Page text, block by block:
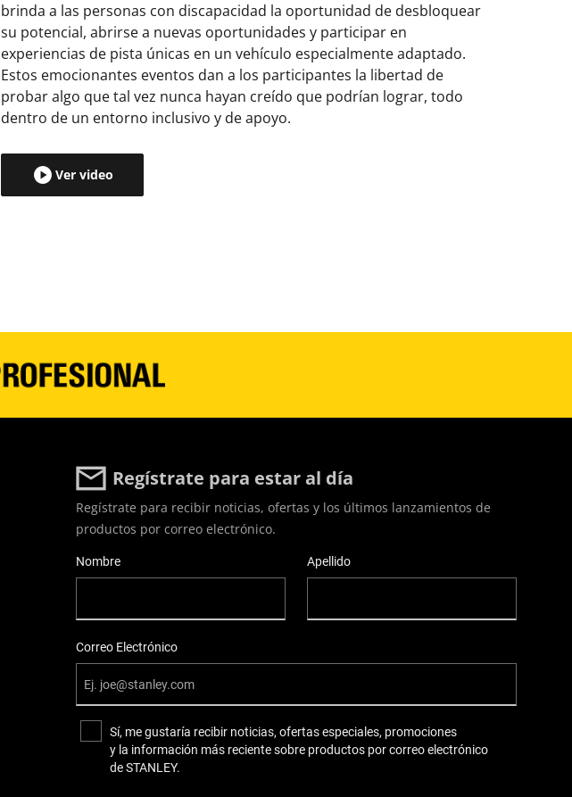
brinda a las personas con discapacidad la oportunidad de desbloquear
su potencial, abrirse a nuevas oportunidades y participar en
experiencias de pista únicas en un vehículo especialmente adaptado.
Estos emocionantes eventos dan a los participantes la libertad de
probar algo que tal vez nunca hayan creído que podrían lograr, todo
dentro de un entorno inclusivo y de apoyo.
Ver video
Regístrate para estar al día
Regístrate para recibir noticias, ofertas y los últimos lanzamientos de
productos por correo electrónico.
User Details
Nombre Apellido
Correo Electrónico
Sí, me gustaría recibir noticias, ofertas especiales, promociones
y la información más reciente sobre productos por correo electrónico
de STANLEY.